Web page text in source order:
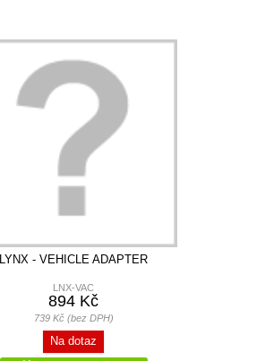
LYNX - VEHICLE ADAPTER
LNX-VAC
894 Kč
739 Kč (bez DPH)
Na dotaz